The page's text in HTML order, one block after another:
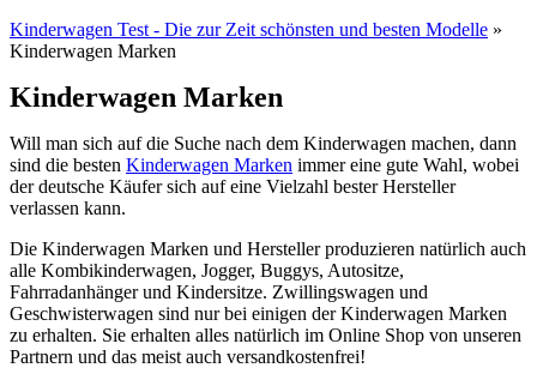
Kinderwagen Test - Die zur Zeit schönsten und besten Modelle »
Kinderwagen Marken
Kinderwagen Marken
Will man sich auf die Suche nach dem Kinderwagen machen, dann
sind die besten Kinderwagen Marken immer eine gute Wahl, wobei
der deutsche Käufer sich auf eine Vielzahl bester Hersteller
verlassen kann.
Die Kinderwagen Marken und Hersteller produzieren natürlich auch
alle Kombikinderwagen, Jogger, Buggys, Autositze,
Fahrradanhänger und Kindersitze. Zwillingswagen und
Geschwisterwagen sind nur bei einigen der Kinderwagen Marken
zu erhalten. Sie erhalten alles natürlich im Online Shop von unseren
Partnern und das meist auch versandkostenfrei!